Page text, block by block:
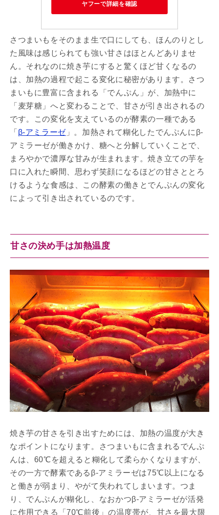
ヤフーで詳細を確認
さつまいもをそのまま生で口にしても、ほんのりとし
た風味は感じられても強い甘さはほとんどありませ
ん。それなのに焼き芋にすると驚くほど甘くなるの
は、加熱の過程で起こる変化に秘密があります。さつ
まいもに豊富に含まれる「でんぷん」が、加熱中に
「麦芽糖」へと変わることで、甘さが引き出されるの
です。この変化を支えているのが酵素の一種である
「 β-アミラーゼ」。加熱されて糊化したでんぷんにβ-
アミラーゼが働きかけ、糖へと分解していくことで、
まろやかで濃厚な甘みが生まれます。焼き立ての芋を
口に入れた瞬間、思わず笑顔になるほどの甘さととろ
けるような食感は、この酵素の働きとでんぷんの変化
によって引き出されているのです。
甘さの決め手は加熱温度
焼き芋の甘さを引き出すためには、加熱の温度が大き
なポイントになります。さつまいもに含まれるでんぷ
んは、60℃を超えると糊化して柔らかくなりますが、
その一方で酵素であるβ-アミラーゼは75℃以上になる
と働きが弱まり、やがて失われてしまいます。つま
り、でんぷんが糊化し、なおかつβ-アミラーゼが活発
に作用できる「70℃前後」の温度帯が、甘さを最大限